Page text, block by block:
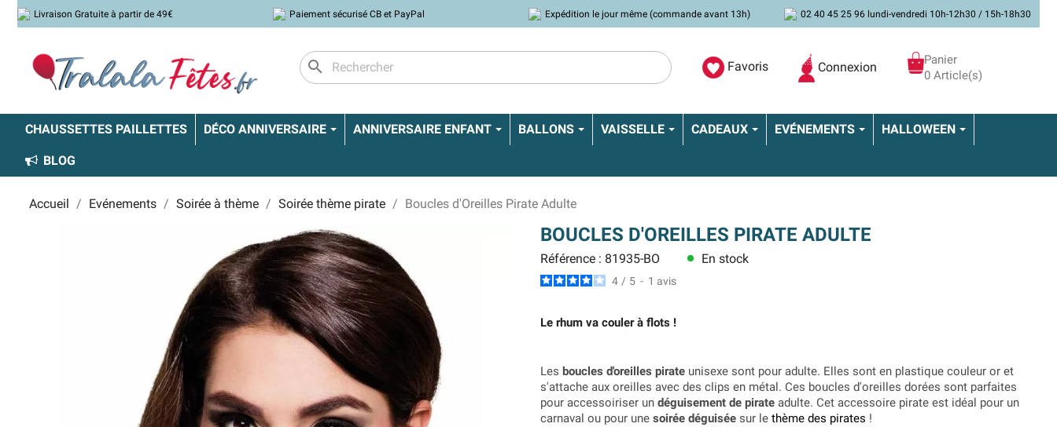
Livraison Gratuite à partir de 49€ Paiement sécurisé CB et PayPal Expédition le jour même (commande avant 13h) 02 40 45 25 96 lundi-vendredi 10h-12h30 / 15h-18h30
search Favoris Connexion
Panier
0 Article(s)
CHAUSSETTES PAILLETTES DÉCO ANNIVERSAIRE ANNIVERSAIRE ENFANT BALLONS VAISSELLE CADEAUX EVÉNEMENTS HALLOWEEN
BLOG
Accueil Evénements Soirée à thème Soirée thème pirate Boucles d'Oreilles Pirate Adulte
BOUCLES D'OREILLES PIRATE ADULTE
Référence : 81935-BO lens En stock
4 / 5 - 1 avis
Le rhum va couler à flots !
Les boucles d'oreilles pirate unisexe sont pour adulte. Elles sont en plastique couleur or et
s'attache aux oreilles avec des clips en métal. Ces boucles d'oreilles dorées sont parfaites
pour accessoiriser un déguisement de pirate adulte. Cet accessoire pirate est idéal pour un
carnaval ou pour une soirée déguisée sur le thème des pirates !